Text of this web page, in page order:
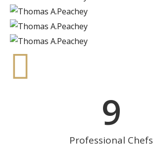
Professional Chefs
9